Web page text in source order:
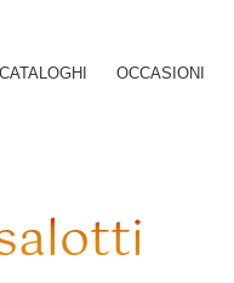
CATALOGHI OCCASIONI